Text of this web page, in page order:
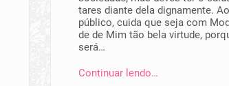
tares di­ante dela dignamente.
público, cuida que seja com
de de Mim tão bela virtude,
será…
Continuar lendo…